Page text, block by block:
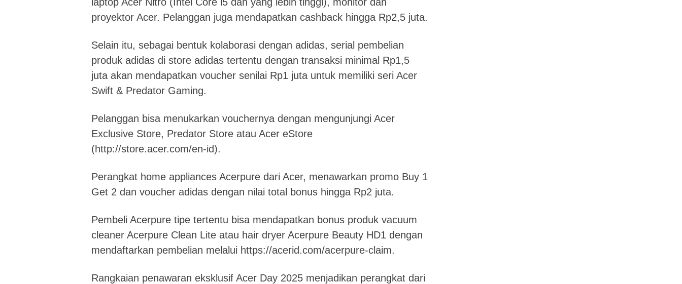
proyektor Acer. Pelanggan juga mendapatkan cashback hingga Rp2,5 juta.
Selain itu, sebagai bentuk kolaborasi dengan adidas, serial pembelian
produk adidas di store adidas tertentu dengan transaksi minimal Rp1,5
juta akan mendapatkan voucher senilai Rp1 juta untuk memiliki seri Acer
Swift & Predator Gaming.
Pelanggan bisa menukarkan vouchernya dengan mengunjungi Acer
Exclusive Store, Predator Store atau Acer eStore
(http://store.acer.com/en-id).
Perangkat home appliances Acerpure dari Acer, menawarkan promo Buy 1
Get 2 dan voucher adidas dengan nilai total bonus hingga Rp2 juta.
Pembeli Acerpure tipe tertentu bisa mendapatkan bonus produk vacuum
cleaner Acerpure Clean Lite atau hair dryer Acerpure Beauty HD1 dengan
mendaftarkan pembelian melalui https://acerid.com/acerpure-claim.
Rangkaian penawaran eksklusif Acer Day 2025 menjadikan perangkat dari